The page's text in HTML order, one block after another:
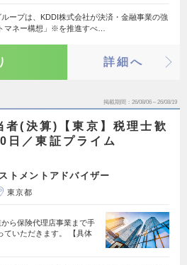
ープは、KDDI株式会社が決済・金融事業の強
マネー構想」※を推進すべ…
詳細へ
掲載期間 26/08/06～26/08/19
者(決算)【東京】税理士歓
日／東証プライム
トメントアドバイザー
東京都
ら保険代理店事業まで手
ていただきます。 【具体